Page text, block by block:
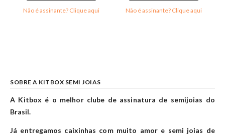
Não é assinante? Clique aqui Não é assinante? Clique aqui
SOBRE A KITBOX SEMI JOIAS
A Kitbox é o melhor clube de assinatura de semijoias do
Brasil.
Já entregamos caixinhas com muito amor e semi joias de